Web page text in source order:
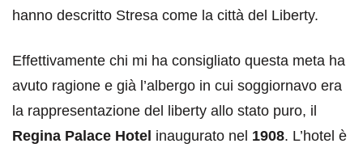
hanno descritto Stresa come la città del Liberty.
Effettivamente chi mi ha consigliato questa meta ha
avuto ragione e già l’albergo in cui soggiornavo era
la rappresentazione del liberty allo stato puro, il
Regina Palace Hotel inaugurato nel 1908. L’hotel è